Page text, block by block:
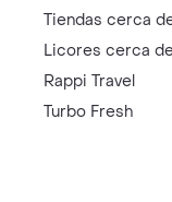
Tiendas cerca
Licores cerca
Rappi Travel
Turbo Fresh